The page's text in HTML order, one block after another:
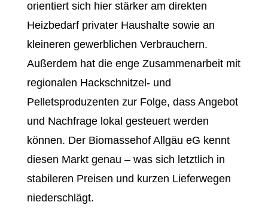
orientiert sich hier stärker am direkten
Heizbedarf privater Haushalte sowie an
kleineren gewerblichen Verbrauchern.
Außerdem hat die enge Zusammenarbeit mit
regionalen Hackschnitzel- und
Pelletsproduzenten zur Folge, dass Angebot
und Nachfrage lokal gesteuert werden
können. Der Biomassehof Allgäu eG kennt
diesen Markt genau – was sich letztlich in
stabileren Preisen und kurzen Lieferwegen
niederschlägt.